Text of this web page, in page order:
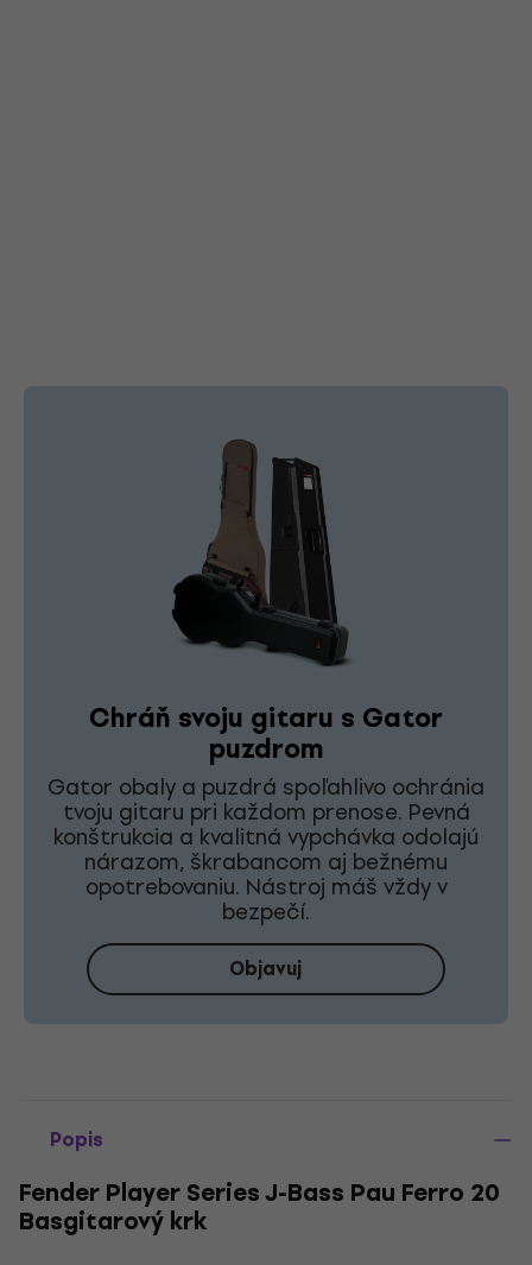
Chráň svoju gitaru s Gator
puzdrom
Gator obaly a puzdrá spoľahlivo ochránia
tvoju gitaru pri každom prenose. Pevná
konštrukcia a kvalitná vypchávka odolajú
nárazom, škrabancom aj bežnému
opotrebovaniu. Nástroj máš vždy v
bezpečí.
Objavuj
Popis
Fender Player Series J-Bass Pau Ferro 20
Basgitarový krk